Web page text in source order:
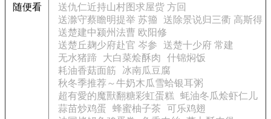
随便看
送仇仁近持山村图求屋赀 方回
送滁守蔡瞻明提举 苏籀
送除景说归三衢 高斯得
送楚建中颍州法曹 欧阳修
送楚丘麹少府赴官 岑参
送楚十少府 常建
无水猪蹄
大白菜烩酥肉
什锦焖饭
耗油香菇面筋
冰南瓜豆腐
秋冬季推荐～牛奶木瓜雪蛤银耳粥
超有愛的魔獸翻糖彩虹蛋糕
蚝油冬瓜烩虾仁儿
蒜苗炒鸡蛋
蜂蜜柚子茶
可乐鸡翅